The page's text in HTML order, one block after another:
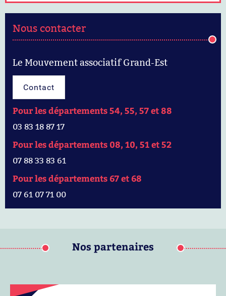
Nous contacter
Le Mouvement associatif Grand-Est
Contact
Pour les départements 54, 55, 57 et 88
03 83 18 87 17
Pour les départements 08, 10, 51 et 52
07 88 33 83 61
Pour les départements 67 et 68
07 61 07 71 00
Nos partenaires